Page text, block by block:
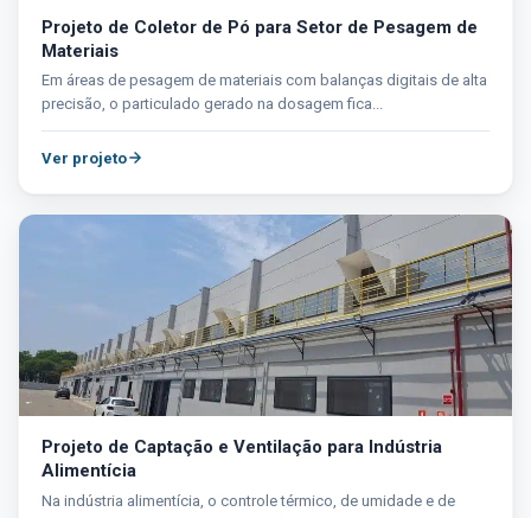
Projeto de Coletor de Pó para Setor de Pesagem de
Materiais
Em áreas de pesagem de materiais com balanças digitais de alta
precisão, o particulado gerado na dosagem fica...
Ver projeto
Projeto de Captação e Ventilação para Indústria
Alimentícia
Na indústria alimentícia, o controle térmico, de umidade e de